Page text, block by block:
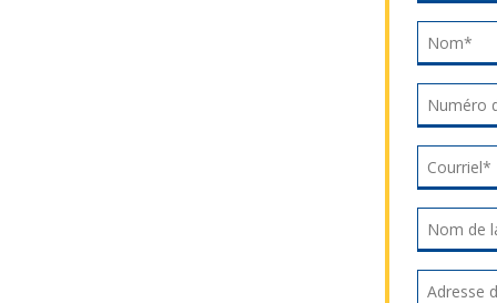
Nom
Nom*
Numéro
Numéro
Courriel
Courriel*
Nom de
Nom de
Adresse
Adresse